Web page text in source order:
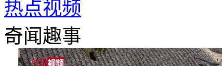
热点视频
奇闻趣事